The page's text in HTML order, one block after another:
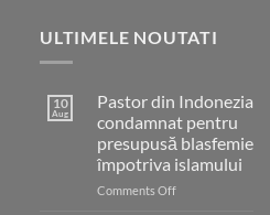
ULTIMELE NOUTATI
10
Aug
Pastor din Indonezia
condamnat pentru
presupusă blasfemie
împotriva islamului
Comments Offon